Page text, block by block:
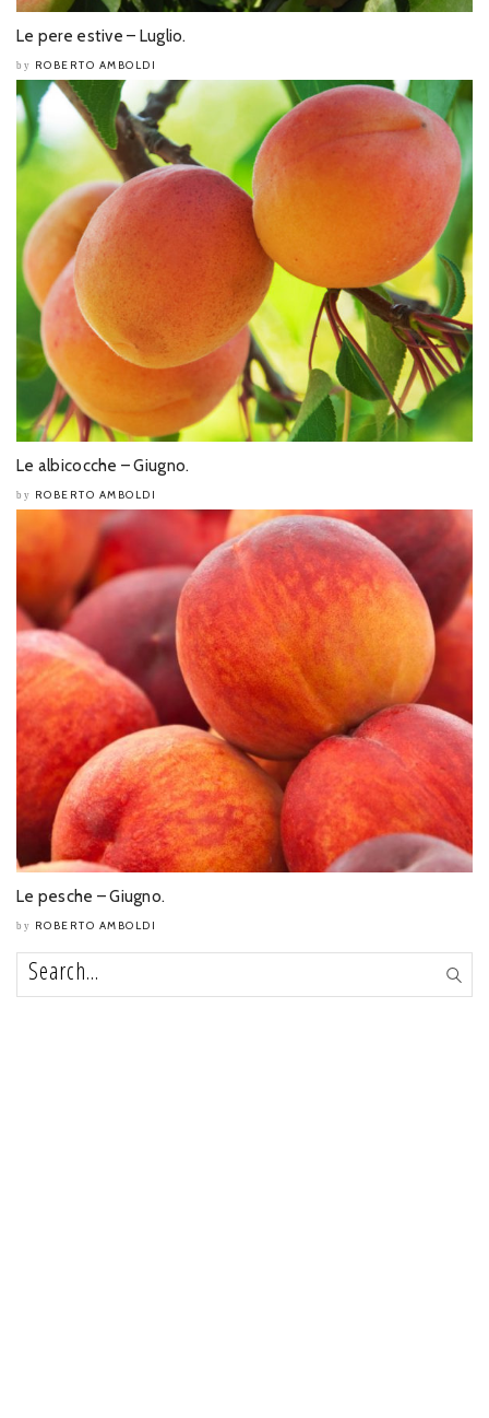
Le pere estive – Luglio.
by ROBERTO AMBOLDI
Le albicocche – Giugno.
by ROBERTO AMBOLDI
Le pesche – Giugno.
by ROBERTO AMBOLDI